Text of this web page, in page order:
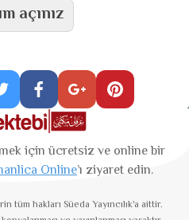
açınız
için ücretsiz ve online bir
Online’ı ziyaret edin.
tüm hakları Süeda Yayıncılık'a aittir.